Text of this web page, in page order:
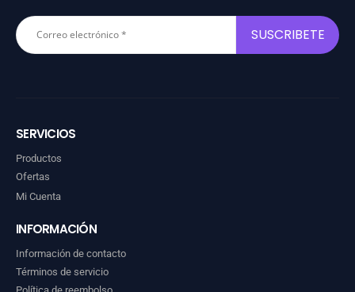
SERVICIOS
Productos
Ofertas
Mi Cuenta
INFORMACIÓN
Información de contacto
Términos de servicio